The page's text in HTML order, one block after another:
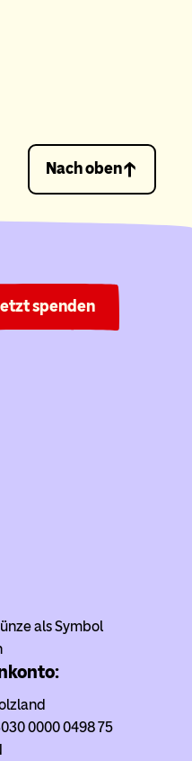
Nach oben
spenden
0000 0498 75